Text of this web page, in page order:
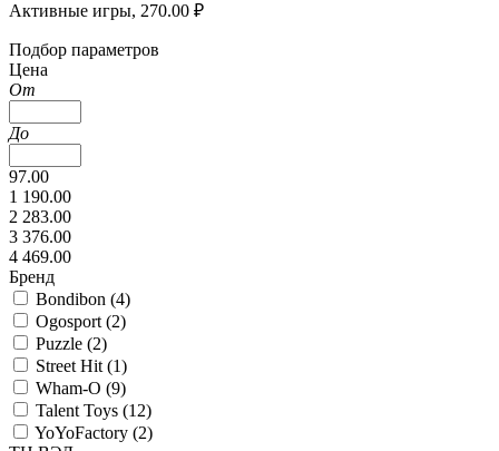
Активные игры, 270.00 ₽
Подбор параметров
Цена
От
До
97.00
1 190.00
2 283.00
3 376.00
4 469.00
Бренд
Bondibon (4)
Ogosport (2)
Puzzle (2)
Street Hit (1)
Wham-O (9)
Talent Toys (12)
YoYoFactory (2)